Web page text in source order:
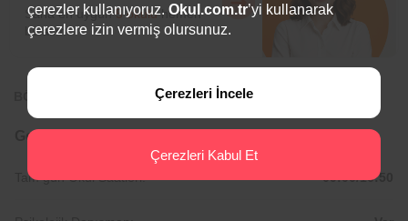
Sana en uygun5 okuluhemen
bulalım.
BÖLGEDE ÖNE ÇIKAN OKULLAR
Genel Bilgiler
Tam gün Okul Saatleri: 09:00/16:50
çerezler kullanıyoruz. Okul.com.tr’yi kullanarak
çerezlere izin vermiş olursunuz.
Çerezleri İncele
Çerezleri Kabul Et